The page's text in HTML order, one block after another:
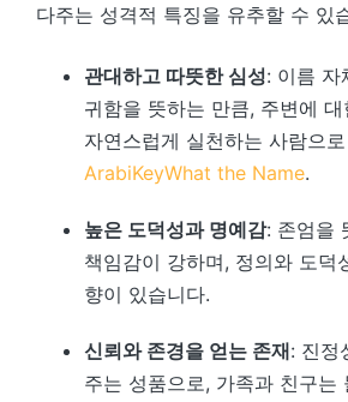
다주는 성격적 특징을 유추할 수 있
관대하고 따뜻한 심성: 이름 자
귀함을 뜻하는 만큼, 주변에
자연스럽게 실천하는 사람으
ArabiKeyWhat the Name.
높은 도덕성과 명예감: 존엄을
책임감이 강하며, 정의와 도덕
향이 있습니다.
신뢰와 존경을 얻는 존재: 진정
주는 성품으로, 가족과 친구는